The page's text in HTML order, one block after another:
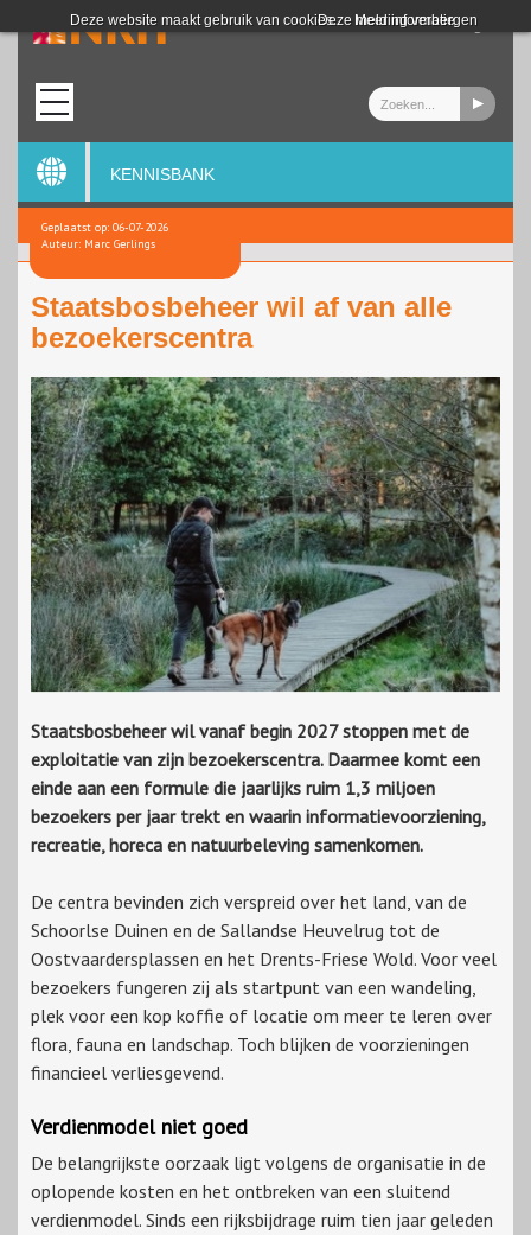
Deze website maakt gebruik van cookies. Meer informatie
Deze melding verbergen
Login
KENNISBANK
Geplaatst op: 06-07-2026
Auteur: Marc Gerlings
Staatsbosbeheer wil af van alle
bezoekerscentra
Staatsbosbeheer wil vanaf begin 2027 stoppen met de
exploitatie van zijn bezoekerscentra. Daarmee komt een
einde aan een formule die jaarlijks ruim 1,3 miljoen
bezoekers per jaar trekt en waarin informatievoorziening,
recreatie, horeca en natuurbeleving samenkomen.
De centra bevinden zich verspreid over het land, van de
Schoorlse Duinen en de Sallandse Heuvelrug tot de
Oostvaardersplassen en het Drents-Friese Wold. Voor veel
bezoekers fungeren zij als startpunt van een wandeling,
plek voor een kop koffie of locatie om meer te leren over
flora, fauna en landschap. Toch blijken de voorzieningen
financieel verliesgevend.
Verdienmodel niet goed
De belangrijkste oorzaak ligt volgens de organisatie in de
oplopende kosten en het ontbreken van een sluitend
verdienmodel. Sinds een rijksbijdrage ruim tien jaar geleden